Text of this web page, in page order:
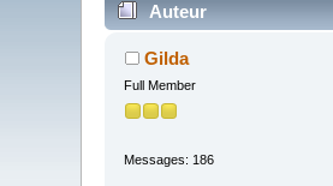
Auteur
Gilda
Full Member
Messages: 186